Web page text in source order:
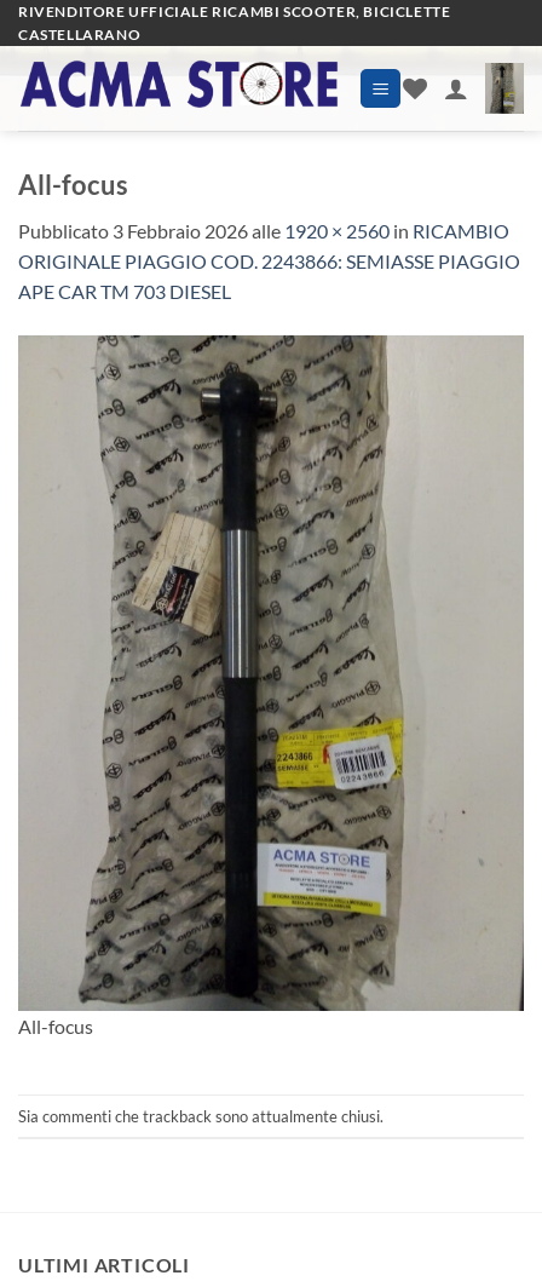
Salta
ai
contenuti
RIVENDITORE UFFICIALE RICAMBI SCOOTER, BICICLETTE
CASTELLARANO
All-focus
Pubblicato 3 Febbraio 2026alle 1920 × 2560 in RICAMBIO
ORIGINALE PIAGGIO COD. 2243866: SEMIASSE PIAGGIO
APE CAR TM 703 DIESEL
All-focus
Sia commenti che trackback sono attualmente chiusi.
ULTIMI ARTICOLI